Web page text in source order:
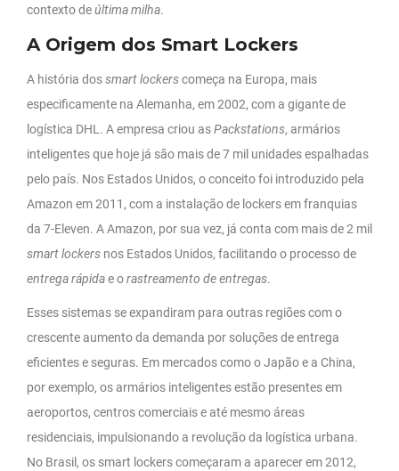
contexto deúltima milha.
A Origem dos Smart Lockers
A história dossmart lockerscomeça na Europa, mais
especificamente na Alemanha, em 2002, com a gigante de
logística DHL. A empresa criou asPackstations, armários
inteligentes que hoje já são mais de 7 mil unidades espalhadas
pelo país. Nos Estados Unidos, o conceito foi introduzido pela
Amazon em 2011, com a instalação de lockers em franquias
da 7-Eleven. A Amazon, por sua vez, já conta com mais de 2 mil
smart lockers nos Estados Unidos, facilitando o processo de
entrega rápidae orastreamento de entregas.
Esses sistemas se expandiram para outras regiões com o
crescente aumento da demanda por soluções de entrega
eficientes e seguras. Em mercados como o Japão e a China,
por exemplo, os armários inteligentes estão presentes em
aeroportos, centros comerciais e até mesmo áreas
residenciais, impulsionando a revolução da logística urbana.
No Brasil, os smart lockers começaram a aparecer em 2012,